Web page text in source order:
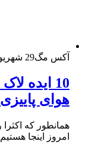
آکس مگ29 شهریور, 1402
10 ایده
هوای
همانطور که
امروز اینجا